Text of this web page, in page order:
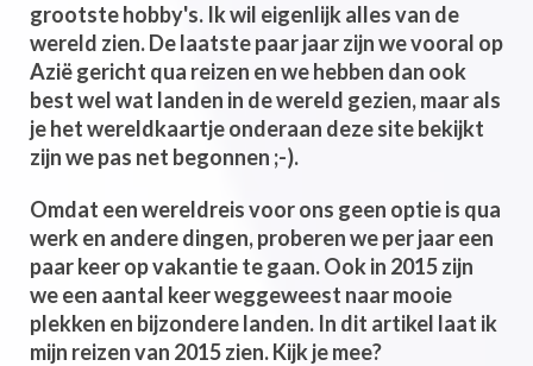
grootste hobby's. Ik wil eigenlijk alles van de
wereld zien. De laatste paar jaar zijn we vooral op
Azië gericht qua reizen en we hebben dan ook
best wel wat landen in de wereld gezien, maar als
je het wereldkaartje onderaan deze site bekijkt
zijn we pas net begonnen ;-).
Omdat een wereldreis voor ons geen optie is qua
werk en andere dingen, proberen we per jaar een
paar keer op vakantie te gaan. Ook in 2015 zijn
we een aantal keer weggeweest naar mooie
plekken en bijzondere landen. In dit artikel laat ik
mijn reizen van 2015 zien. Kijk je mee?